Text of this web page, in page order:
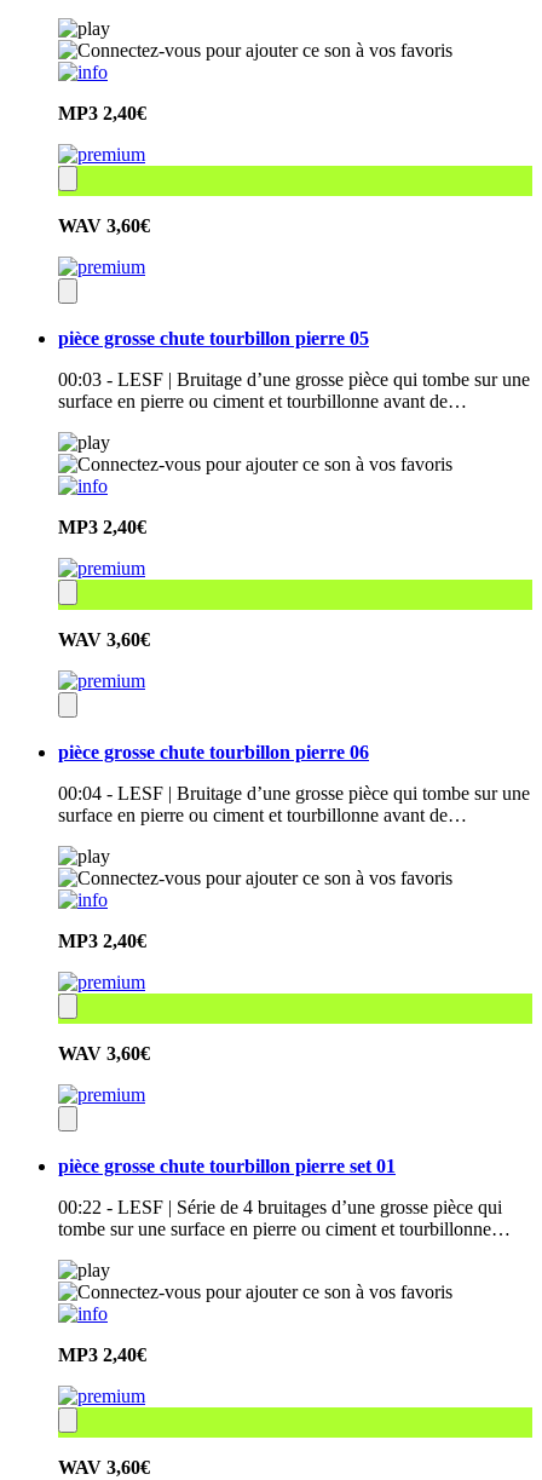
MP3 2,40€
WAV 3,60€
pièce grosse chute tourbillon pierre 05
00:03 - LESF | Bruitage d’une grosse pièce qui tombe sur une
surface en pierre ou ciment et tourbillonne avant de…
MP3 2,40€
WAV 3,60€
pièce grosse chute tourbillon pierre 06
00:04 - LESF | Bruitage d’une grosse pièce qui tombe sur une
surface en pierre ou ciment et tourbillonne avant de…
MP3 2,40€
WAV 3,60€
pièce grosse chute tourbillon pierre set 01
00:22 - LESF | Série de 4 bruitages d’une grosse pièce qui
tombe sur une surface en pierre ou ciment et tourbillonne…
MP3 2,40€
WAV 3,60€